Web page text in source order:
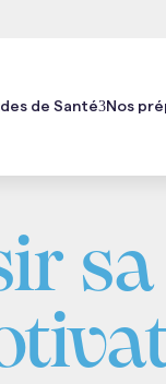
de Santé Nos